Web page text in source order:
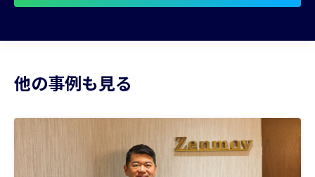
他の事例も見る